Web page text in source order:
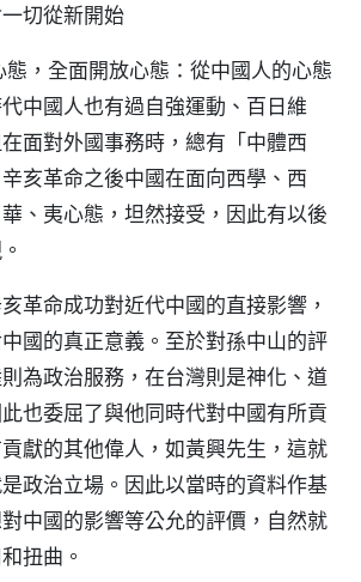
切從新開始
，全面開放心態：從中國人的心態
中國人也有過自強運動、百日維
面對外國事務時，總有「中體西
亥革命之後中國在面向西學、西
、夷心態，坦然接受，因此有以後
革命成功對近代中國的直接影響，
國的真正意義。至於對孫中山的評
為政治服務，在台灣則是神化、道
也委屈了與他同時代對中國有所貢
獻的其他偉人，如黃興先生，這就
政治立場。因此以當時的資料作基
中國的影響等公允的評價，自然就
扭曲。